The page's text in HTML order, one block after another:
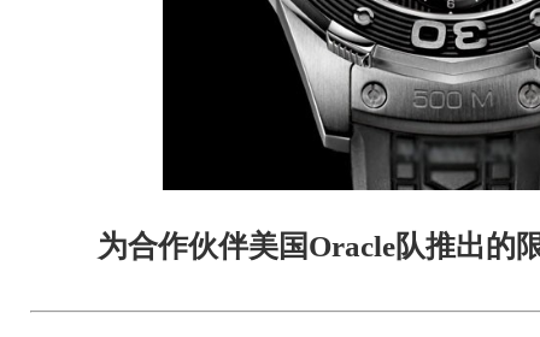
为合作伙伴美国Oracle队推出的